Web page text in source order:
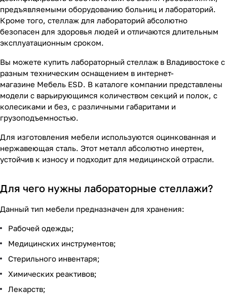
предъявляемыми оборудованию больниц и лабораторий.
Кроме того, стеллаж для лабораторий абсолютно
безопасен для здоровья людей и отличаются длительным
эксплуатационным сроком.
Вы можете купить лабораторный стеллаж в Владивостоке с
разным техническим оснащением в интернет-
магазине Мебель ESD. В каталоге компании представлены
модели с варьирующимся количеством секций и полок, с
колесиками и без, с различными габаритами и
грузоподъемностью.
Для изготовления мебели используются оцинкованная и
нержавеющая сталь. Этот металл абсолютно инертен,
устойчив к износу и подходит для медицинской отрасли.
Для чего нужны лабораторные стеллажи?
Данный тип мебели предназначен для хранения:
Рабочей одежды;
Медицинских инструментов;
Стерильного инвентаря;
Химических реактивов;
Лекарств;